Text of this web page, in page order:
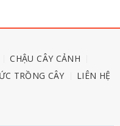
CHẬU CÂY CẢNH
TRỒNG CÂY LIÊN HỆ